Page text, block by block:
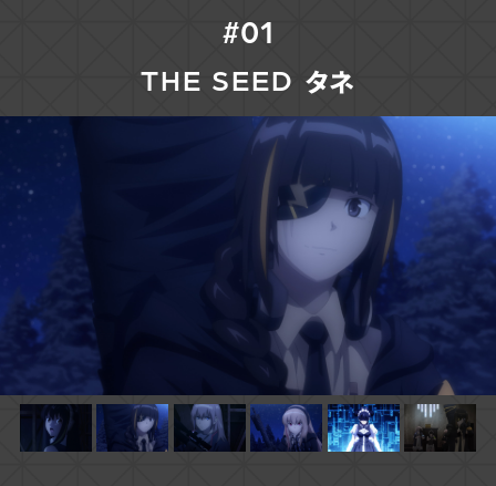
01
THE SEED タネ